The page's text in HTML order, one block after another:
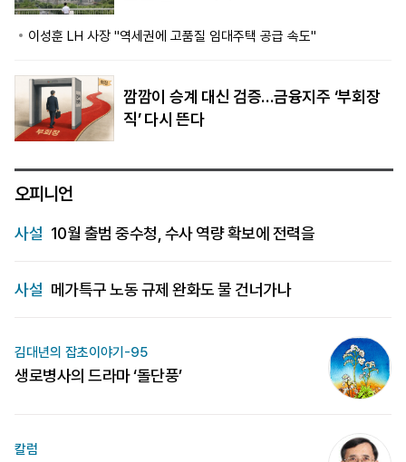
이성훈 LH 사장 "역세권에 고품질 임대주택 공급 속도"
깜깜이 승계 대신 검증…금융지주 ‘부회장
직’ 다시 뜬다
오피니언
사설 10월 출범 중수청, 수사 역량 확보에 전력을
사설 메가특구 노동 규제 완화도 물 건너가나
김대년의 잡초이야기-95
생로병사의 드라마 ‘돌단풍’
칼럼